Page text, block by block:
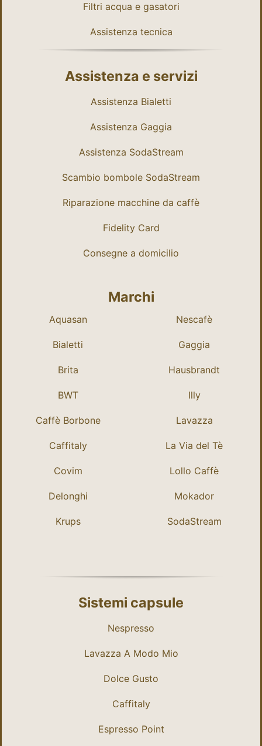
Filtri acqua e gasatori
Assistenza tecnica
Assistenza e servizi
Assistenza Bialetti
Assistenza Gaggia
Assistenza SodaStream
Scambio bombole SodaStream
Riparazione macchine da caffè
Fidelity Card
Consegne a domicilio
Marchi
Aquasan
Bialetti
Brita
BWT
Caffè Borbone
Caffitaly
Covim
Delonghi
Krups
Nescafè
Gaggia
Hausbrandt
Illy
Lavazza
La Via del Tè
Lollo Caffè
Mokador
SodaStream
Sistemi capsule
Nespresso
Lavazza A Modo Mio
Dolce Gusto
Caffitaly
Espresso Point